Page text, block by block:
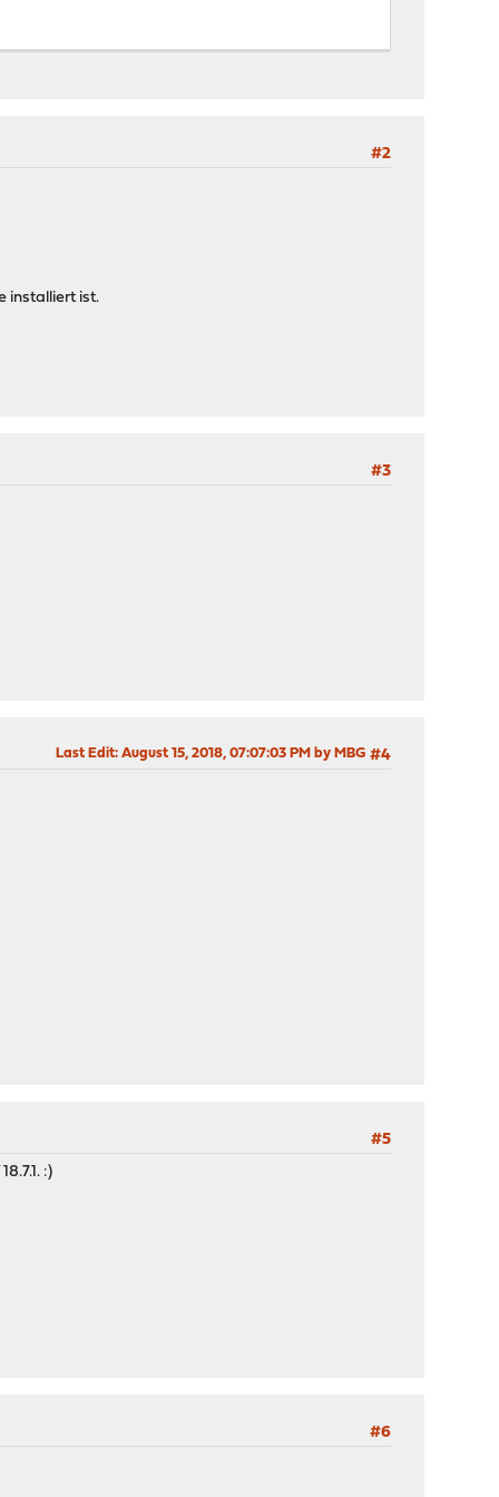
#2
installiert ist.
#3
#4
Last Edit: August 15, 2018, 07:07:03 PM by MBG
#5
:)
#6